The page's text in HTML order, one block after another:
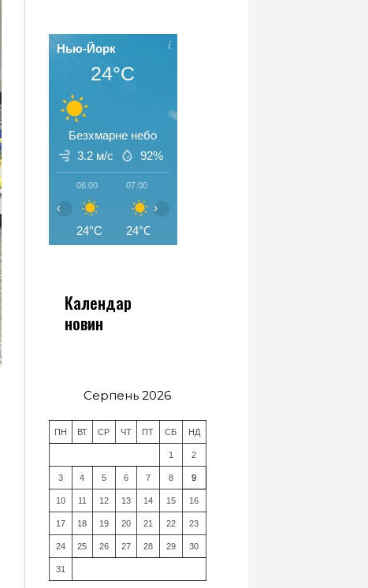
Нью-Йорк
24°C
Безхмарне небо
3.2 м/с
92%
06:00
24°C
07:00
24°C
‹ ›
Календар
новин
Серпень 2026
ПН ВТ СР ЧТ ПТ СБ НД
1 2
3 4 5 6 7 8 9
10 11 12 13 14 15 16
17 18 19 20 21 22 23
24 25 26 27 28 29 30
31